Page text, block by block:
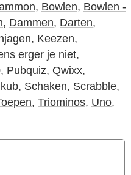
, Bowlen, Bowlen -
, Dammen, Darten,
, Keezen,
erger je niet,
, Pubquiz, Qwixx,
, Schaken, Scrabble,
, Triominos, Uno,